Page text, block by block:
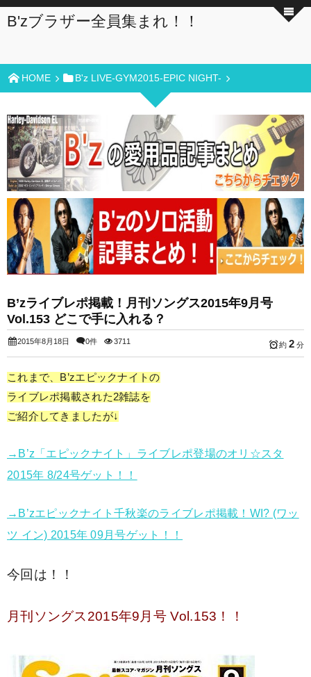
B'zブラザー全員集まれ！！
HOME B'z LIVE-GYM2015-EPIC NIGHT-
B’zライブレポ掲載！月刊ソングス2015年9月号
Vol.153 どこで手に入れる？
2015年8月18日 0件 3711 約 2 分
これまで、B’zエピックナイトの
ライブレポ掲載された2雑誌を
ご紹介してきましたが↓
→B’z「エピックナイト」ライブレポ登場のオリ☆スタ
2015年 8/24号ゲット！！
→B’zエピックナイト千秋楽のライブレポ掲載！WI? (ワッ
ツ イン) 2015年 09月号ゲット！！
今回は！！
月刊ソングス2015年9月号 Vol.153！！